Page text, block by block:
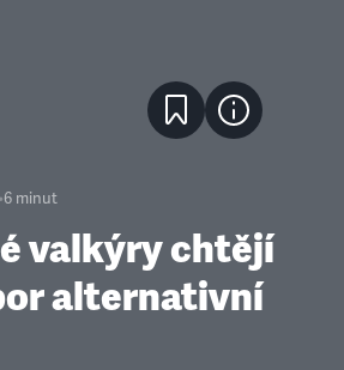
•6 minut
valkýry chtějí
alternativní